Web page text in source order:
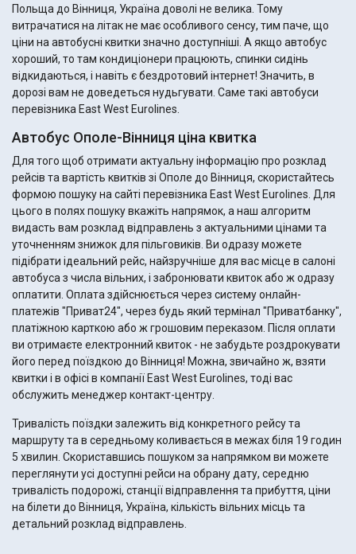
Польща до Вінниця, Україна доволі не велика. Тому
витрачатися на літак не має особливого сенсу, тим паче, що
ціни на автобусні квитки значно доступніші. А якщо автобус
хороший, то там кондиціонери працюють, спинки сидінь
відкидаються, і навіть є бездротовий інтернет! Значить, в
дорозі вам не доведеться нудьгувати. Саме такі автобуси
перевізника East West Eurolines.
Автобус Ополе-Вінниця ціна квитка
Для того щоб отримати актуальну інформацію про розклад
рейсів та вартість квитків зі Ополе до Вінниця, скористайтесь
формою пошуку на сайті перевізника East West Eurolines. Для
цього в полях пошуку вкажіть напрямок, а наш алгоритм
видасть вам розклад відправлень з актуальними цінами та
уточненням знижок для пільговиків. Ви одразу можете
підібрати ідеальний рейс, найзручніше для вас місце в салоні
автобуса з числа вільних, і забронювати квиток або ж одразу
оплатити. Оплата здійснюється через систему онлайн-
платежів "Приват24", через будь який термінал "Приватбанку",
платіжною карткою або ж грошовим переказом. Після оплати
ви отримаєте електронний квиток - не забудьте роздрокувати
його перед поїздкою до Вінниця! Можна, звичайно ж, взяти
квитки і в офісі в компанії East West Eurolines, тоді вас
обслужить менеджер контакт-центру.
Тривалість поїздки залежить від конкретного рейсу та
маршруту та в середньому коливається в межах біля 19 годин
5 хвилин. Скориставшись пошуком за напрямком ви можете
переглянути усі доступні рейси на обрану дату, середню
тривалість подорожі, станції відправлення та прибуття, ціни
на білети до Вінниця, Україна, кількість вільних місць та
детальний розклад відправлень.